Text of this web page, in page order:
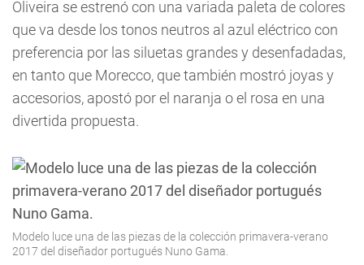
Oliveira se estrenó con una variada paleta de colores
que va desde los tonos neutros al azul eléctrico con
preferencia por las siluetas grandes y desenfadadas,
en tanto que Morecco, que también mostró joyas y
accesorios, apostó por el naranja o el rosa en una
divertida propuesta.
Modelo luce una de las piezas de la colección primavera-verano
2017 del diseñador portugués Nuno Gama.